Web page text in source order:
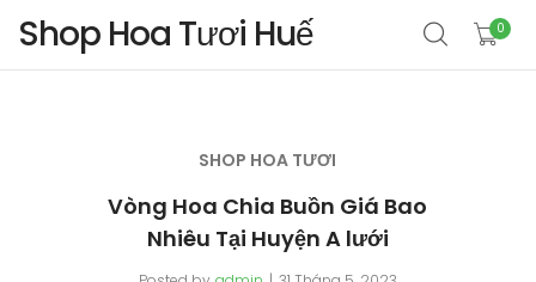
Shop Hoa Tươi Huế 0
SHOP HOA TƯƠI
Vòng Hoa Chia Buồn Giá Bao
Nhiêu Tại Huyện A lưới